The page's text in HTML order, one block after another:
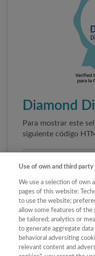
Diamond
Para mostrar este
siguiente código
Copiar código
Use of own and third party
We use a selection of own
pages of this website:
to use the website;
allow some features of
be tailored; analytics or
to generate aggregate
behavioral adversiting
relevant content and